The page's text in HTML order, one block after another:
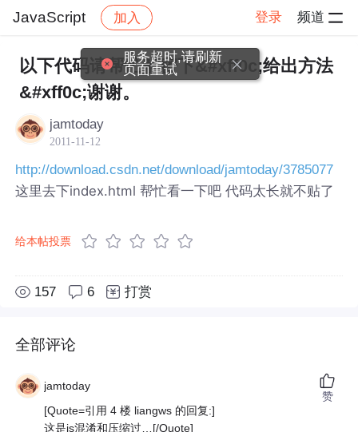
JavaScript 加入 登录 频道
社区 JavaScript 帖子详情
以下代码请帮忙解密下&#xff0c;给出方法
&#xff0c;谢谢。
jamtoday
2011-11-12
http://download.csdn.net/download/jamtoday/3785077
这里去下index.html 帮忙看一下吧 代码太长就不贴了
给本帖投票
157 6 打赏
全部评论
jamtoday
[Quote=引用 4 楼 liangws 的回复:]
这是js混淆和压缩过…[/Quote]
赞
服务超时,请刷新
页面重试